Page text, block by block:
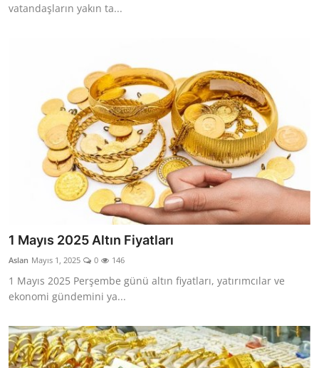
vatandaşların yakın ta...
1 Mayıs 2025 Altın Fiyatları
Aslan Mayıs 1, 2025 0 146
1 Mayıs 2025 Perşembe günü altın fiyatları, yatırımcılar ve
ekonomi gündemini ya...